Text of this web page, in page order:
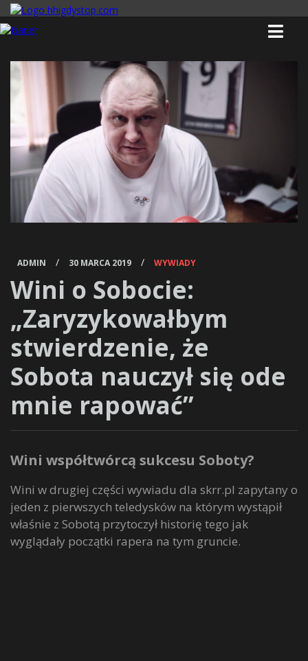
ADMIN / 30 MARCA 2019 / WYWIADY
Wini o Sobocie:
„Zaryzykowałbym
stwierdzenie, że
Sobota nauczył się ode
mnie rapować”
Wini współtwórcą sukcesu Soboty?
Wini w drugiej części wywiadu dla skrr.pl zapytany o
jeden z pierwszych teledysków na którym wystąpił
właśnie z Sobotą przytoczył historię tego jak
wyglądały początki rapera na tym gruncie.